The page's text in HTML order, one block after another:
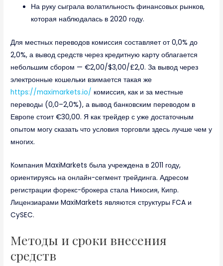
На руку сыграла волатильность финансовых рынков,
которая наблюдалась в 2020 году.
Для местных переводов комиссия составляет от 0,0% до
2,0%, а вывод средств через кредитную карту облагается
небольшим сбором — €2,00/$3,00/£2,0. За вывод через
электронные кошельки взимается такая же
https://maximarkets.io/ комиссия, как и за местные
переводы (0,0–2,0%), а вывод банковским переводом в
Европе стоит €30,00. Я как трейдер с уже достаточным
опытом могу сказать что условия торговли здесь лучше чем у
многих.
Компания MaxiMarkets была учреждена в 2011 году,
ориентируясь на онлайн-сегмент трейдинга. Адресом
регистрации форекс-брокера стала Никосия, Кипр.
Лицензиарами MaxiMarkets являются структуры FCA и
CySEC.
Методы и сроки внесения
средств